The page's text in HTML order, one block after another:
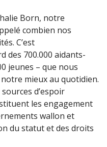
Born, notre
combien nos
C’est
des 700.000 aidants-
jeunes – que nous
mieux au quotidien.
d’espoir
les engagement
wallon et
du statut et des droits